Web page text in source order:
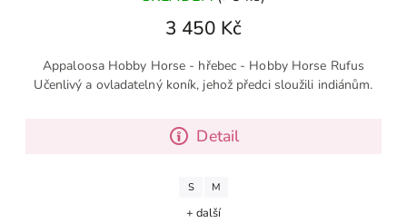
3 450 Kč
Detail
Appaloosa Hobby Horse - hřebec - Hobby Horse Rufus
Učenlivý a ovladatelný koník, jehož předci sloužili indiánům.
S M
+ další